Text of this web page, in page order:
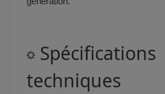
Spécifications
techniques